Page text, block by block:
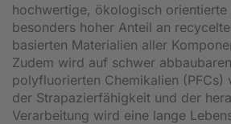
hochwertige, ökologisch orientierte
besonders hoher Anteil an
basierten Materialien aller
Zudem wird auf schwer
polyfluorierten Chemikalien (PFCs)
der Strapazierfähigkeit und der
Verarbeitung wird eine lange